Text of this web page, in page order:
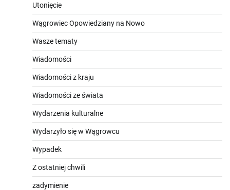
Utonięcie
Wągrowiec Opowiedziany na Nowo
Wasze tematy
Wiadomości
Wiadomości z kraju
Wiadomości ze świata
Wydarzenia kulturalne
Wydarzyło się w Wągrowcu
Wypadek
Z ostatniej chwili
zadymienie